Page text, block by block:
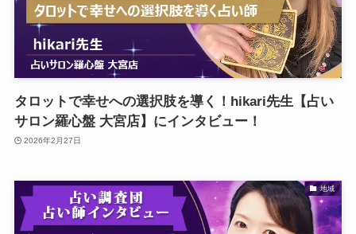
タロットで幸せへの選択肢を導く！hikari先生【占い
サロン羅心盤 大宮店】にインタビュー！
2026年2月27日
地域